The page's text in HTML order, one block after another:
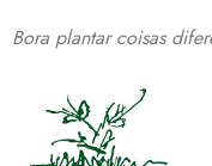
Bora plantar coisas